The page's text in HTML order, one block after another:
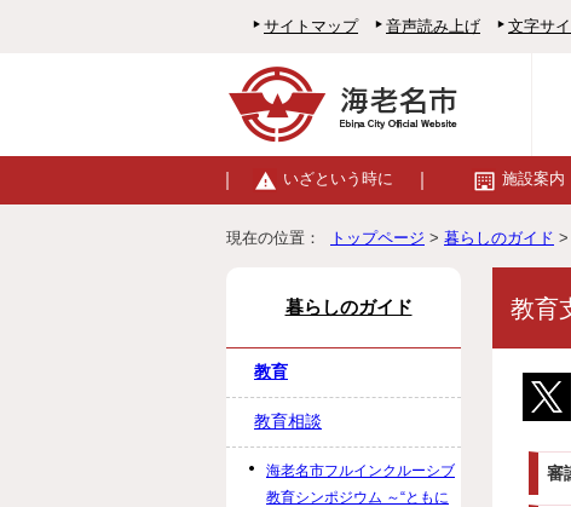
サイトマップ 音声読み上げ 文字サ
いざという時に 施設案内
現在の位置： トップページ > 暮らしのガイド >
教育
審
暮らしのガイド
教育
教育相談
海老名市フルインクルーシブ
教育シンポジウム ～“ともに